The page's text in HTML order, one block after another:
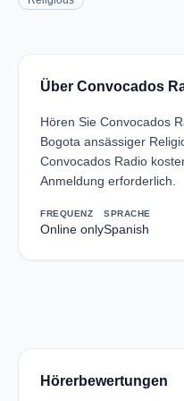
Über Convocados
Hören Sie Convocados
Bogota ansässiger
Convocados Radio
Anmeldung erforderlich.
FREQUENZ
Online only
SPRACHE
Spanish
Hörerbewertungen